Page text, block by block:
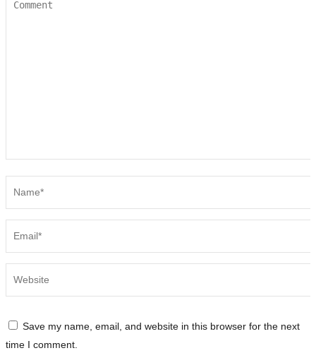
Save my name, email, and website in this browser for the next
time I comment.